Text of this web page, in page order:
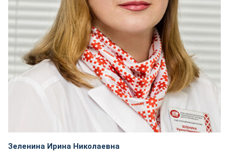
Зеленина Ирина Николаевна